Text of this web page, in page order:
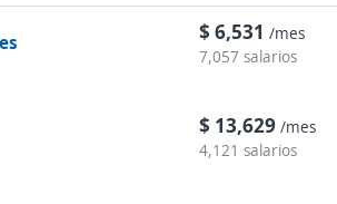
$ 6,531 /mes
7,057 salarios
$ 13,629 /mes
4,121 salarios